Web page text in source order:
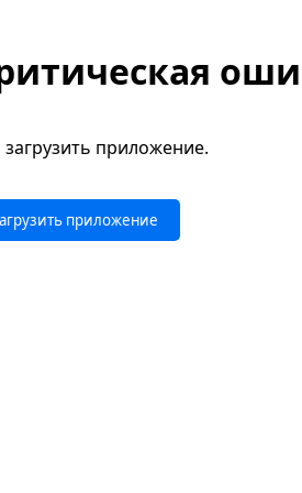
приложение.
приложение